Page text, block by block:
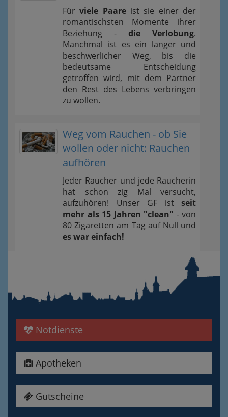
Fürviele Paareist sie einer der
romantischsten Momente ihrer
Beziehung - die Verlobung.
Manchmal ist es ein langer und
beschwerlicher Weg, bis die
bedeutsame Entscheidung
getroffen wird, mit dem Partner
den Rest des Lebens verbringen
zu wollen.
Weg vom Rauchen - ob Sie
wollen oder nicht: Rauchen
aufhören
Jeder Raucher und jede Raucherin
hat schon zig Mal versucht,
aufzuhören! Unser GF ist seit
mehr als 15 Jahren "clean" - von
80 Zigaretten am Tag auf Null und
es war einfach!
Notdienste
Apotheken
Gutscheine